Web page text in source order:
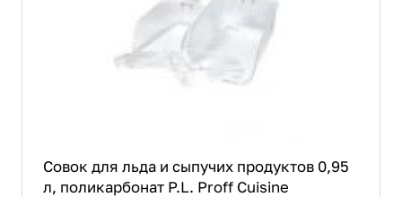
Совок для льда и сыпучих продуктов 0,95
л, поликарбонат P.L. Proff Cuisine